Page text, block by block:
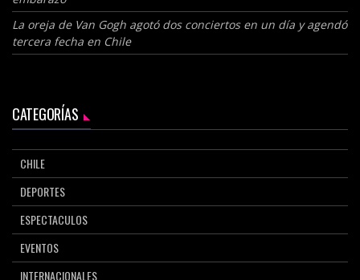
La oreja de Van Gogh agotó dos conciertos en un día y agendó
tercera fecha en Chile
CATEGORÍAS
CHILE
DEPORTES
ESPECTACULOS
EVENTOS
INTERNACIONALES